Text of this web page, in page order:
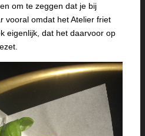
om te zeggen dat je bij
vooral omdat het Atelier friet
eigenlijk, dat het daarvoor op